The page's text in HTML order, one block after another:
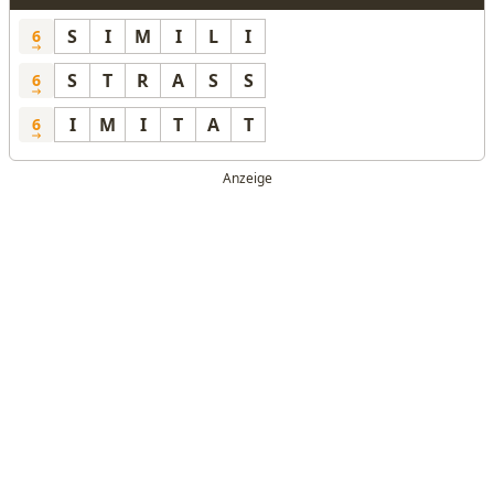
6 S I M I L I
6 S T R A S S
6 I M I T A T